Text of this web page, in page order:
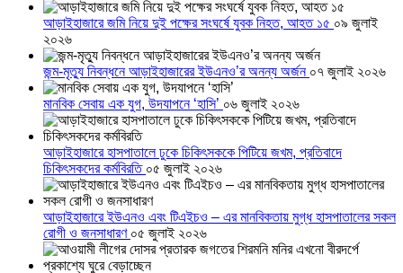
আড়াইহাজারে জমি নিয়ে দুই পক্ষের সংঘর্ষে যুবক নিহত, আহত ১৫ ০৯ জুলাই
২০২৬
জন্ম-মৃত্যু নিবন্ধনে আড়াইহাজারের ইউএনও’র অনন্য অর্জন ০৭ জুলাই ২০২৬
মানবিক সেবায় এক যুগ, উদযাপনে ‘হাসি’ ০৬ জুলাই ২০২৬
আড়াইহাজারে হাসপাতালে ঢুকে চিকিৎসককে পিটিয়ে জখম, প্রতিবাদে
চিকিৎসকদের কর্মবিরতি ০৫ জুলাই ২০২৬
আড়াইহাজারে ইউএনও এবং টিএইচও – এর মানবিকতায় মুগ্ধ হাসপাতালের সকল
রোগী ও জনসাধারণ ০৫ জুলাই ২০২৬